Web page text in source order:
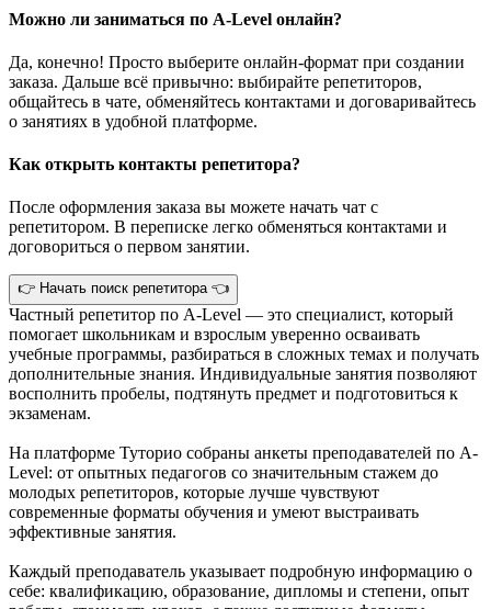
Можно ли заниматься по A-Level онлайн?
Да, конечно! Просто выберите онлайн-формат при создании
заказа. Дальше всё привычно: выбирайте репетиторов,
общайтесь в чате, обменяйтесь контактами и договаривайтесь
о занятиях в удобной платформе.
Как открыть контакты репетитора?
После оформления заказа вы можете начать чат с
репетитором. В переписке легко обменяться контактами и
договориться о первом занятии.
👉 Начать поиск репетитора 👈
Частный репетитор по A-Level — это специалист, который
помогает школьникам и взрослым уверенно осваивать
учебные программы, разбираться в сложных темах и получать
дополнительные знания. Индивидуальные занятия позволяют
восполнить пробелы, подтянуть предмет и подготовиться к
экзаменам.
На платформе Туторио собраны анкеты преподавателей по A-
Level: от опытных педагогов со значительным стажем до
молодых репетиторов, которые лучше чувствуют
современные форматы обучения и умеют выстраивать
эффективные занятия.
Каждый преподаватель указывает подробную информацию о
себе: квалификацию, образование, дипломы и степени, опыт